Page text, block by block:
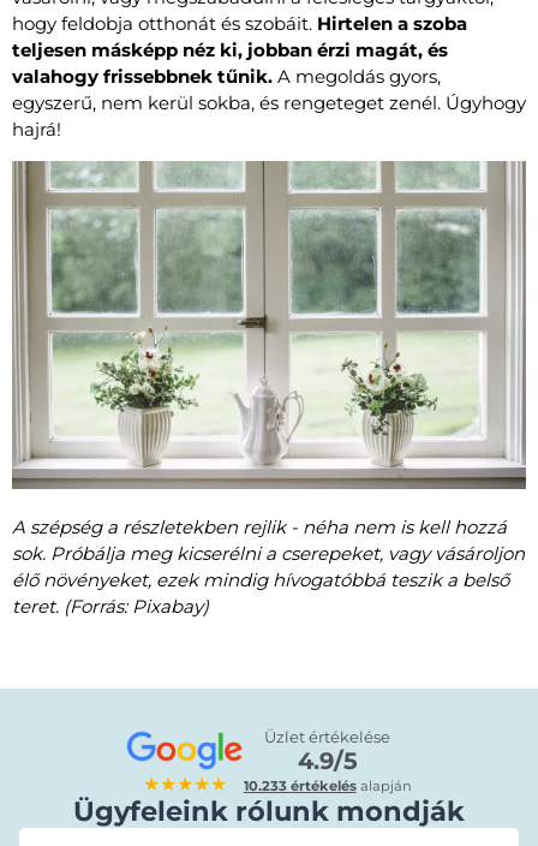
hogy feldobja otthonát és szobáit. Hirtelen a szoba
teljesen másképp néz ki, jobban érzi magát, és
valahogy frissebbnek tűnik. A megoldás gyors,
egyszerű, nem kerül sokba, és rengeteget zenél. Úgyhogy
hajrá!
A szépség a részletekben rejlik - néha nem is kell hozzá
sok. Próbálja meg kicserélni a cserepeket, vagy vásároljon
élő növényeket, ezek mindig hívogatóbbá teszik a belső
teret. (Forrás: Pixabay)
★★★★★
Üzlet értékelése
4.9/5
10.233 értékelésalapján
Ügyfeleink rólunk mondják